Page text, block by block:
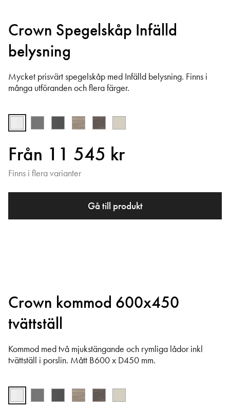
Crown Spegelskåp Infälld
belysning
Mycket prisvärt spegelskåp med Infälld belysning. Finns i
många utföranden och flera färger.
Från 11 545 kr
Finns i flera varianter
Gå till produkt
Crown kommod 600x450
tvättställ
Kommod med två mjukstängande och rymliga lådor inkl
tvättställ i porslin. Mått B600 x D450 mm.